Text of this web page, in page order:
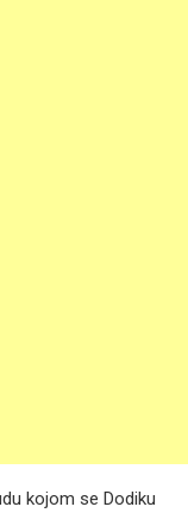
kojom se Dodiku